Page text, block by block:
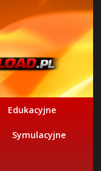
Edukacyjne
Symulacyjne